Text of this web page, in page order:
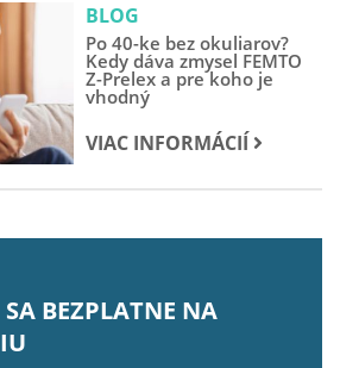
BLOG
Po 40-ke bez okuliarov?
Kedy dáva zmysel FEMTO
Z-Prelex a pre koho je
vhodný
VIAC INFORMÁCIÍ
SA BEZPLATNE NA